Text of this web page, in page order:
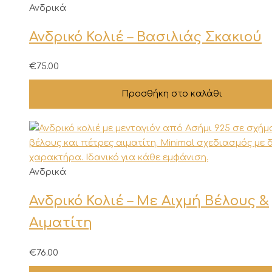
στη
του
προϊόντος
Ανδρικά
Ανδρικό Κολιέ – Βασιλιάς Σκακιού
€75.00
Προσθήκη στο καλάθι
Ανδρικά
Ανδρικό Κολιέ – Με Αιχμή Βέλους &
Αιματίτη
€76.00